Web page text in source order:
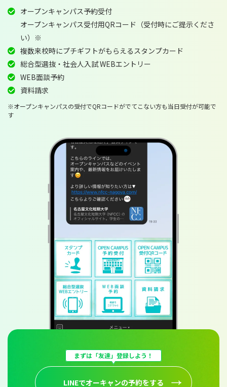
オープンキャンパス予約受付
オープンキャンパス受付用QRコード（受付時にご提示くださ
い）※
複数来校時にプチギフトがもらえるスタンプカード
総合型選抜・社会人入試 WEBエントリー
WEB面談予約
資料請求
※オープンキャンパスの受付でQRコードがでてこない方も当日受付が可能で
す
まずは「友達」登録しよう！
LINEでオーキャンの予約をする